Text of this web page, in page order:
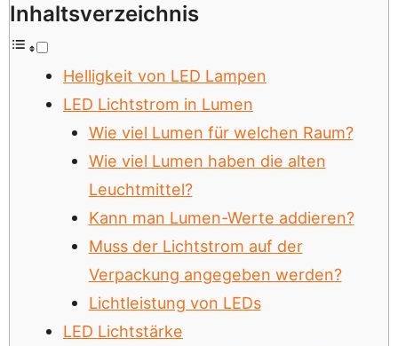
Inhaltsverzeichnis
Helligkeit von LED Lampen
LED Lichtstrom in Lumen
Wie viel Lumen für welchen Raum?
Wie viel Lumen haben die alten
Leuchtmittel?
Kann man Lumen-Werte addieren?
Muss der Lichtstrom auf der
Verpackung angegeben werden?
Lichtleistung von LEDs
LED Lichtstärke